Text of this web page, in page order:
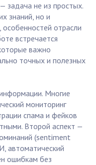
задача не из простых.
знаний, но и
отрасли
встречается
важно
точных и полезных
Многие
мониторинг
спама и фейков
Второй аспект —
(sentiment
автоматический
ошибкам без